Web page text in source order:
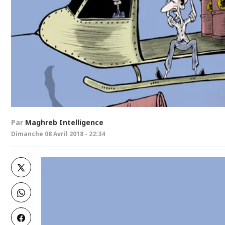
Par Maghreb Intelligence
Dimanche 08 Avril 2018 - 22:34